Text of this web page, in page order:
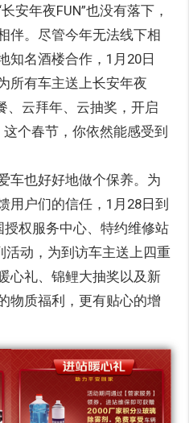
年夜FUN”也没有落下，
伴。尽管今年无法线下相
知名酒楼合作，1月20日
所有车主送上长安年夜
、云拜年、云抽奖，开启
这个春节，你依然能感受到
也好好地做个保养。为
用户们的信任，1月28日到
权服务中心、特约维修站
活动，为到访车主送上四重
心礼、锦鲤大抽奖以及新
物质福利，更有贴心的增